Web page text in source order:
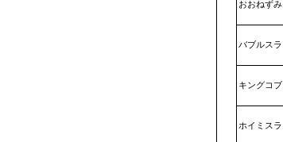
おおねずみ
バブルス
キングコブ
ホイミス